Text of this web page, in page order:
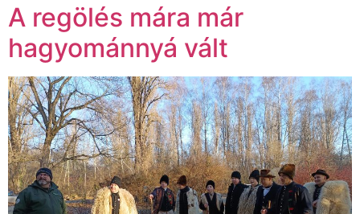
A regölés mára már
hagyománnyá vált